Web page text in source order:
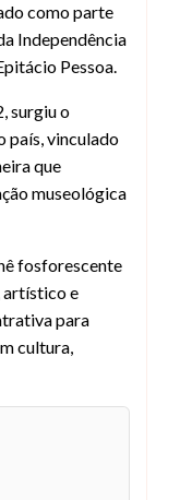
como parte
Independência
Pessoa.
surgiu o
país, vinculado
que
museológica
fosforescente
artístico e
para
cultura,